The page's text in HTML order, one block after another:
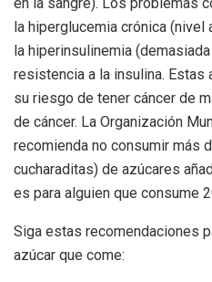
en la sangre). Los problemas
la hiperglucemia crónica
la hiperinsulinemia
resistencia a la insulina. Estas
su riesgo de tener cáncer de
de cáncer. La Organización
recomienda no consumir más
cucharaditas) de azúcares
es para alguien que consume
Siga estas recomendaciones
azúcar que come: